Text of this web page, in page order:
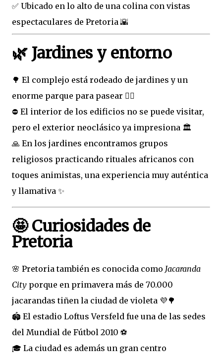
✅ Ubicado en lo alto de una colina con vistas
espectaculares de Pretoria 🌇
🌿 Jardines y entorno
🌳 El complejo está rodeado de jardines y un
enorme parque para pasear 🚶‍♀️
⛔ El interior de los edificios no se puede visitar,
pero el exterior neoclásico ya impresiona 🏛️
🙏 En los jardines encontramos grupos
religiosos practicando rituales africanos con
toques animistas, una experiencia muy auténtica
y llamativa ✨
🤩 Curiosidades de
Pretoria
🌸 Pretoria también es conocida como Jacaranda
City porque en primavera más de 70.000
jacarandas tiñen la ciudad de violeta 💜🌳
🏟️ El estadio Loftus Versfeld fue una de las sedes
del Mundial de Fútbol 2010 ⚽
🎓 La ciudad es además un gran centro